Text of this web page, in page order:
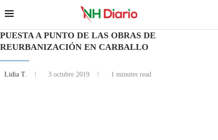
PUESTA A PUNTO DE LAS OBRAS DE
REURBANIZACIÓN EN CARBALLO
Lidia T. 3 octubre 2019 1 minutes read